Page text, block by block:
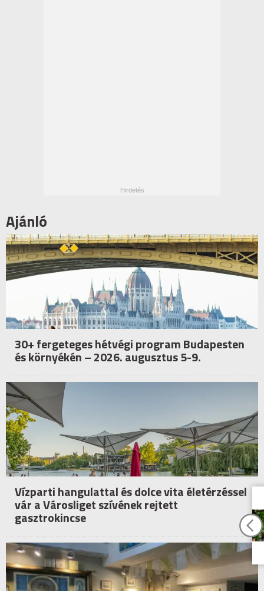
Ajánló
30+ fergeteges hétvégi program Budapesten
és környékén – 2026. augusztus 5-9.
Vízparti hangulattal és dolce vita életérzéssel
vár a Városliget szívének rejtett
gasztrokincse